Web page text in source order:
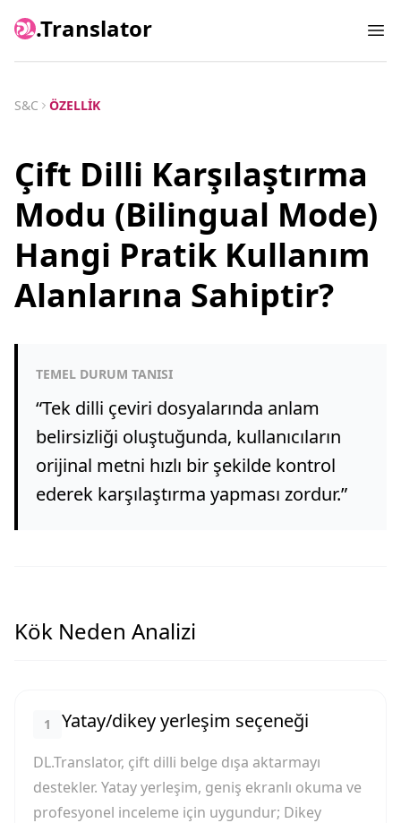
.Translator
S&C ÖZELLIK
Çift Dilli Karşılaştırma
Modu (Bilingual Mode)
Hangi Pratik Kullanım
Alanlarına Sahiptir?
TEMEL DURUM TANISI
“Tek dilli çeviri dosyalarında anlam
belirsizliği oluştuğunda, kullanıcıların
orijinal metni hızlı bir şekilde kontrol
ederek karşılaştırma yapması zordur.”
Kök Neden Analizi
1 Yatay/dikey yerleşim seçeneği
DL.Translator, çift dilli belge dışa aktarmayı
destekler. Yatay yerleşim, geniş ekranlı okuma ve
profesyonel inceleme için uygundur; Dikey